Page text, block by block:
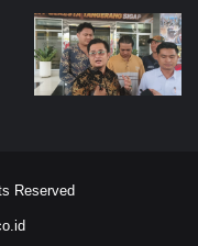
Reserved